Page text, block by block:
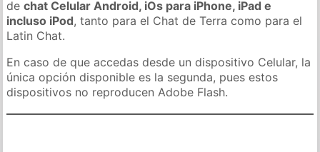
dechat Celular Android, iOs para iPhone, iPad e
incluso iPod, tanto para el Chat de Terra como para el
Latin Chat.
En caso de que accedas desde un dispositivo Celular, la
única opción disponible es la segunda, pues estos
dispositivos no reproducen Adobe Flash.